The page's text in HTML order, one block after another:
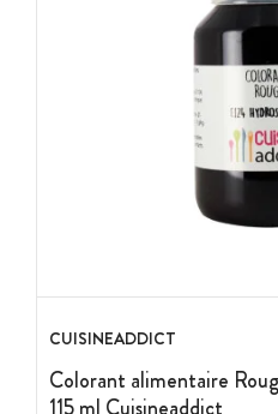
CUISINEADDICT
Colorant alimentaire